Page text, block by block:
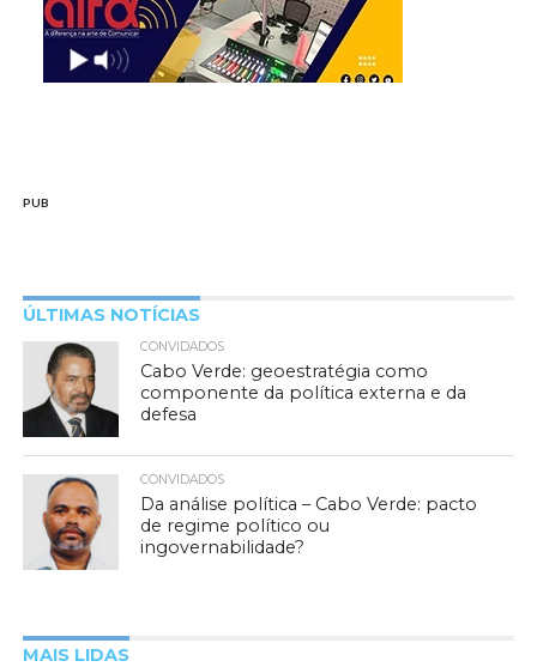
PUB
ÚLTIMAS NOTÍCIAS
CONVIDADOS
Cabo Verde: geoestratégia como
componente da política externa e da
defesa
CONVIDADOS
Da análise política – Cabo Verde: pacto
de regime político ou
ingovernabilidade?
MAIS LIDAS